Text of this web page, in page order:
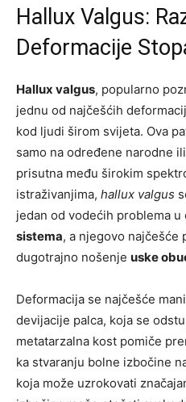
Hallux Valgus:
Deformacije
Hallux valgus, popularno
jednu od najčešćih
kod ljudi širom svijeta. Ova
samo na određene narodne
prisutna među širokim
istraživanjima, hallux valgus
jedan od vodećih problema u
sistema, a njegovo najčešće
dugotrajno nošenje uske
Deformacija se najčešće
devijacije palca, koja se
metatarzalna kost pomiče
ka stvaranju bolne izbočine
koja može uzrokovati